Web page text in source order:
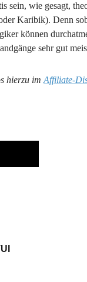
sein, wie gesagt,
Karibik). Denn
können
sehr gut
hierzu im Affiliate-